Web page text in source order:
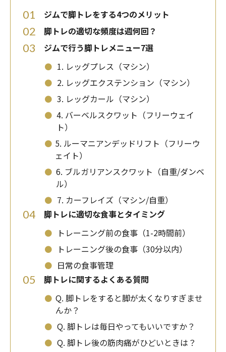
01 ジムで脚トレをする4つのメリット
02 脚トレの適切な頻度は週何回？
03
ジムで行う脚トレメニュー7選
⚫ 1. レッグプレス（マシン）
⚫ 2. レッグエクステンション（マシン）
⚫ 3. レッグカール（マシン）
⚫ 4. バーベルスクワット（フリーウェイ
ト）
⚫ 5. ルーマニアンデッドリフト（フリーウ
ェイト）
⚫ 6. ブルガリアンスクワット（自重/ダンベ
ル）
⚫ 7. カーフレイズ（マシン/自重）
04
脚トレに適切な食事とタイミング
⚫
トレーニング前の食事（1-2時間前）
⚫
トレーニング後の食事（30分以内）
⚫ 日常の食事管理
05
脚トレに関するよくある質問
⚫ Q. 脚トレをすると脚が太くなりすぎませ
んか？
⚫ Q. 脚トレは毎日やってもいいですか？
⚫ Q. 脚トレ後の筋肉痛がひどいときは？